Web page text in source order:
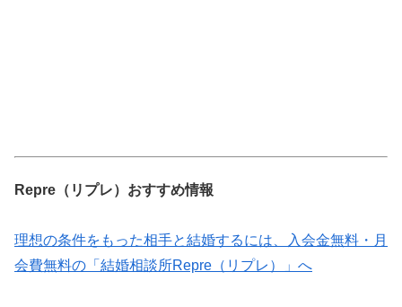
Repre（リプレ）おすすめ情報
理想の条件をもった相手と結婚するには、入会金無料・月
会費無料の「結婚相談所Repre（リプレ）」へ